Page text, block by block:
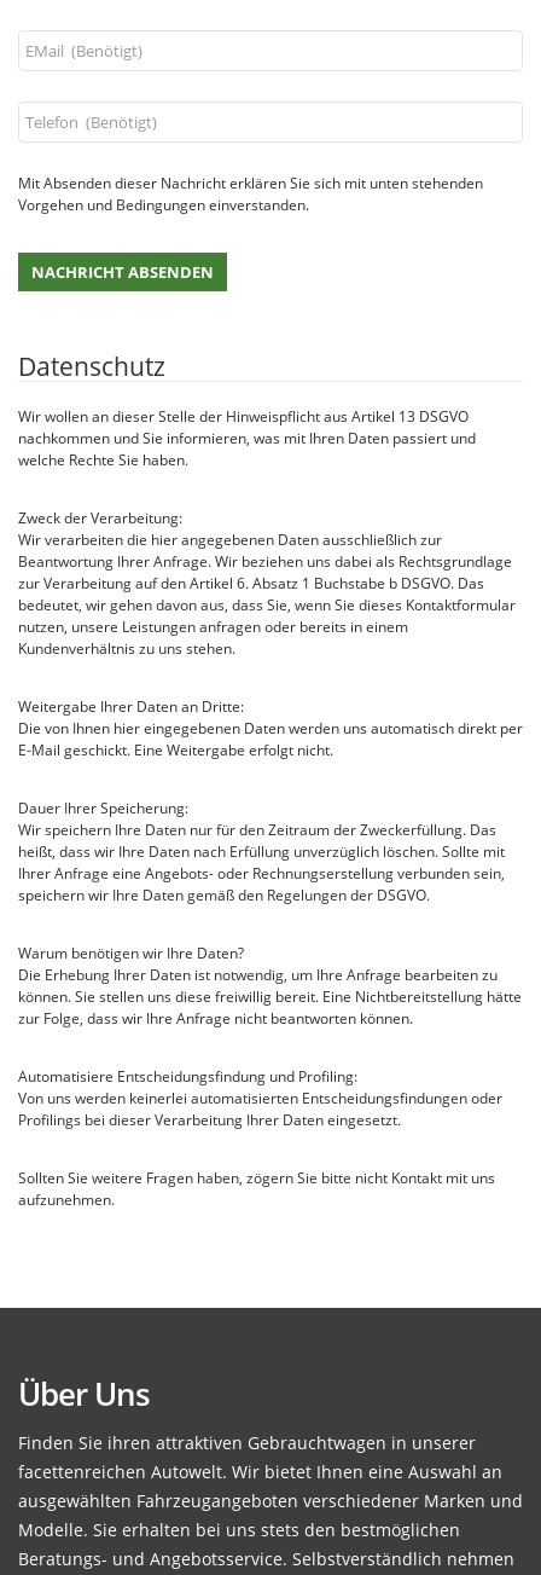
Mit Absenden dieser Nachricht erklären Sie sich mit unten stehenden
Vorgehen und Bedingungen einverstanden.
Datenschutz
Wir wollen an dieser Stelle der Hinweispflicht aus Artikel 13 DSGVO
nachkommen und Sie informieren, was mit Ihren Daten passiert und
welche Rechte Sie haben.
Zweck der Verarbeitung:
Wir verarbeiten die hier angegebenen Daten ausschließlich zur
Beantwortung Ihrer Anfrage. Wir beziehen uns dabei als Rechtsgrundlage
zur Verarbeitung auf den Artikel 6. Absatz 1 Buchstabe b DSGVO. Das
bedeutet, wir gehen davon aus, dass Sie, wenn Sie dieses Kontaktformular
nutzen, unsere Leistungen anfragen oder bereits in einem
Kundenverhältnis zu uns stehen.
Weitergabe Ihrer Daten an Dritte:
Die von Ihnen hier eingegebenen Daten werden uns automatisch direkt per
E-Mail geschickt. Eine Weitergabe erfolgt nicht.
Dauer Ihrer Speicherung:
Wir speichern Ihre Daten nur für den Zeitraum der Zweckerfüllung. Das
heißt, dass wir Ihre Daten nach Erfüllung unverzüglich löschen. Sollte mit
Ihrer Anfrage eine Angebots- oder Rechnungserstellung verbunden sein,
speichern wir Ihre Daten gemäß den Regelungen der DSGVO.
Warum benötigen wir Ihre Daten?
Die Erhebung Ihrer Daten ist notwendig, um Ihre Anfrage bearbeiten zu
können. Sie stellen uns diese freiwillig bereit. Eine Nichtbereitstellung hätte
zur Folge, dass wir Ihre Anfrage nicht beantworten können.
Automatisiere Entscheidungsfindung und Profiling:
Von uns werden keinerlei automatisierten Entscheidungsfindungen oder
Profilings bei dieser Verarbeitung Ihrer Daten eingesetzt.
Sollten Sie weitere Fragen haben, zögern Sie bitte nicht Kontakt mit uns
aufzunehmen.
Über Uns
Finden Sie ihren attraktiven Gebrauchtwagen in unserer
facettenreichen Autowelt. Wir bietet Ihnen eine Auswahl an
ausgewählten Fahrzeugangeboten verschiedener Marken und
Modelle. Sie erhalten bei uns stets den bestmöglichen
Beratungs- und Angebotsservice. Selbstverständlich nehmen